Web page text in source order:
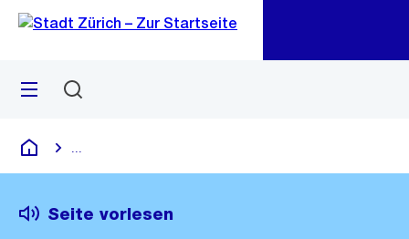
Navigation
Sprunglink
Menü
Deutsch
Seite vorlesen